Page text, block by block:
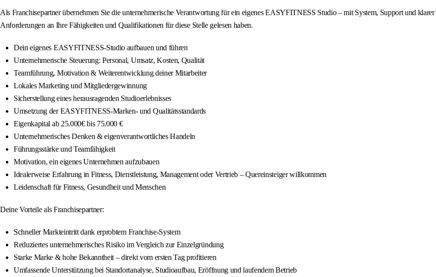
Als Franchisepartner übernehmen Sie die unternehmerische Verantwortung für ein eigenes EASYFITNESS Studio – mit System, Support und
Anforderungen an Ihre Fähigkeiten und Qualifikationen für diese Stelle gelesen haben.
Dein eigenes EASYFITNESS-Studio aufbauen und führen
Unternehmerische Steuerung: Personal, Umsatz, Kosten, Qualität
Teamführung, Motivation & Weiterentwicklung deiner Mitarbeiter
Lokales Marketing und Mitgliedergewinnung
Sicherstellung eines herausragenden Studioerlebnisses
Umsetzung der EASYFITNESS-Marken- und Qualitätsstandards
Eigenkapital ab 25.000€ bis 75.000 €
Unternehmerisches Denken & eigenverantwortliches Handeln
Führungsstärke und Teamfähigkeit
Motivation, ein eigenes Unternehmen aufzubauen
Idealerweise Erfahrung in Fitness, Dienstleistung, Management oder Vertrieb – Quereinsteiger willkommen
Leidenschaft für Fitness, Gesundheit und Menschen
Deine Vorteile als Franchisepartner:
Schneller Markteintritt dank erprobtem Franchise-System
Reduziertes unternehmerisches Risiko im Vergleich zur Einzelgründung
Starke Marke & hohe Bekanntheit – direkt vom ersten Tag profitieren
Umfassende Unterstützung bei Standortanalyse, Studioaufbau, Eröffnung und laufendem Betrieb